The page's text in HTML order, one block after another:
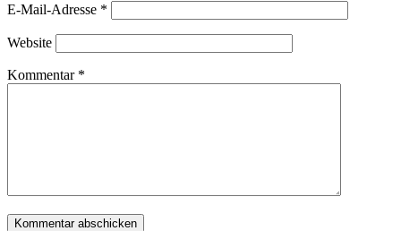
E-Mail-Adresse *
Website
Kommentar *